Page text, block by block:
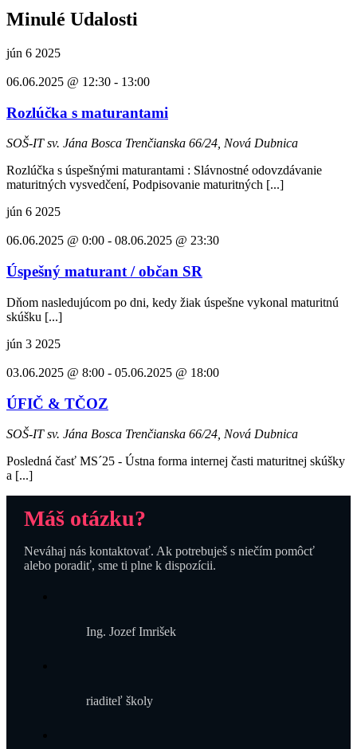
Minulé Udalosti
jún 6 2025
06.06.2025 @ 12:30 - 13:00
Rozlúčka s maturantami
SOŠ-IT sv. Jána Bosca Trenčianska 66/24, Nová Dubnica
Rozlúčka s úspešnými maturantami : Slávnostné odovzdávanie
maturitných vysvedčení, Podpisovanie maturitných [...]
jún 6 2025
06.06.2025 @ 0:00 - 08.06.2025 @ 23:30
Úspešný maturant / občan SR
Dňom nasledujúcom po dni, kedy žiak úspešne vykonal maturitnú
skúšku [...]
jún 3 2025
03.06.2025 @ 8:00 - 05.06.2025 @ 18:00
ÚFIČ & TČOZ
SOŠ-IT sv. Jána Bosca Trenčianska 66/24, Nová Dubnica
Posledná časť MS´25 - Ústna forma internej časti maturitnej skúšky
a [...]
Máš otázku?
Neváhaj nás kontaktovať. Ak potrebuješ s niečím pomôcť
alebo poradiť, sme ti plne k dispozícii.
Ing. Jozef Imrišek
riaditeľ školy